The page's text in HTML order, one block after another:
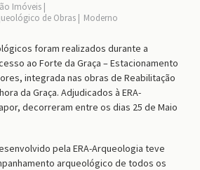
Imóveis
de Obras
Moderno
foram realizados durante a
ao Forte da Graça – Estacionamento
integrada nas obras de Reabilitação
da Graça. Adjudicados à ERA-
decorreram entre os dias 25 de Maio
pela ERA-Arqueologia teve
arqueológico de todos os